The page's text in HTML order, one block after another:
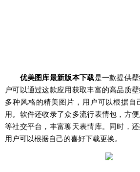
优美图库最新版本下载是一款提供
户可以通过这款应用获取丰富的高品质
多种风格的精美图片，用户可以根据自
用。软件还收录了众多流行表情包，方
等社交平台，丰富聊天表情库。同时，
用户可以根据自己的喜好下载更换。